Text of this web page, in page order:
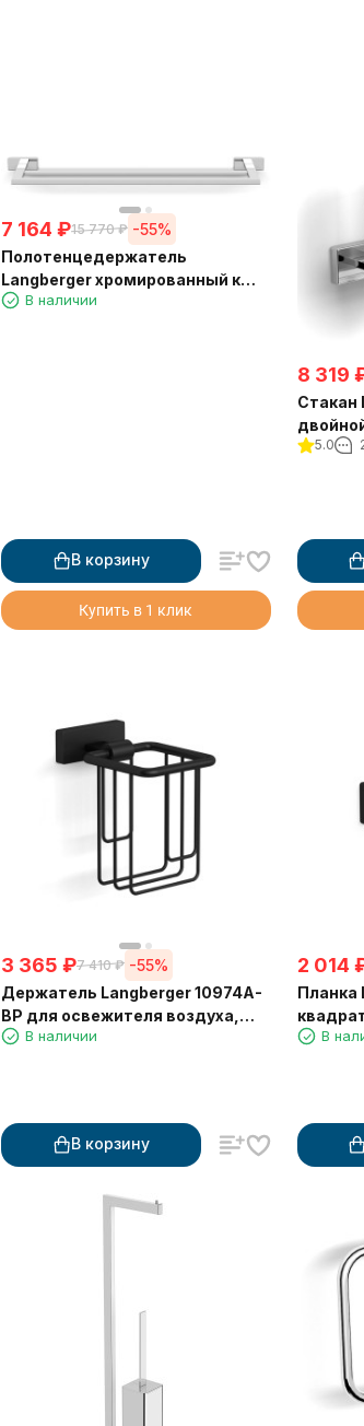
7 164 ₽15 770 ₽ -55%
Полотенцедержатель
Langberger хромированный к
стене двойной 60 см 11902A
В наличии
В корзину
Купить в 1 клик
8 319
Стакан
11919A
5.0
3 365 ₽7 410 ₽ -55%
Держатель Langberger 10974A-
BP для освежителя воздуха,
черный матовый
В наличии
В корзину
2 014
Планка Langberger 10932A-BP
крючка
В